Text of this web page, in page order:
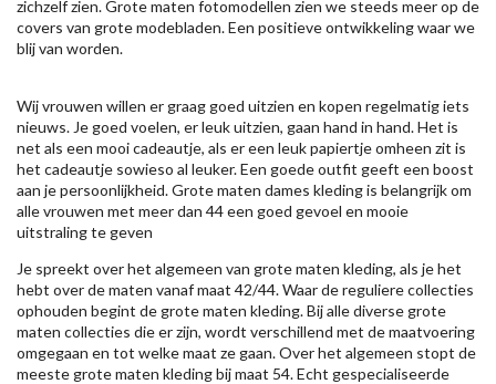
zichzelf zien. Grote maten fotomodellen zien we steeds meer op de
covers van grote modebladen. Een positieve ontwikkeling waar we
blij van worden.
Wij vrouwen willen er graag goed uitzien en kopen regelmatig iets
nieuws. Je goed voelen, er leuk uitzien, gaan hand in hand. Het is
net als een mooi cadeautje, als er een leuk papiertje omheen zit is
het cadeautje sowieso al leuker. Een goede outfit geeft een boost
aan je persoonlijkheid. Grote maten dames kleding is belangrijk om
alle vrouwen met meer dan 44 een goed gevoel en mooie
uitstraling te geven
Je spreekt over het algemeen van grote maten kleding, als je het
hebt over de maten vanaf maat 42/44. Waar de reguliere collecties
ophouden begint de grote maten kleding. Bij alle diverse grote
maten collecties die er zijn, wordt verschillend met de maatvoering
omgegaan en tot welke maat ze gaan. Over het algemeen stopt de
meeste grote maten kleding bij maat 54. Echt gespecialiseerde